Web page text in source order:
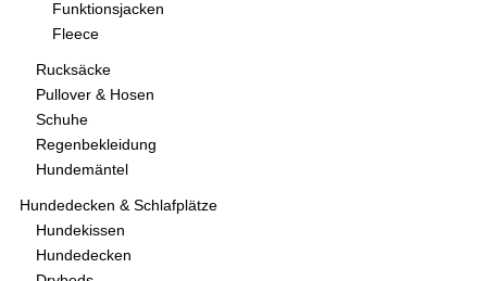
Funktionsjacken
Fleece
Rucksäcke
Pullover & Hosen
Schuhe
Regenbekleidung
Hundemäntel
Hundedecken & Schlafplätze
Hundekissen
Hundedecken